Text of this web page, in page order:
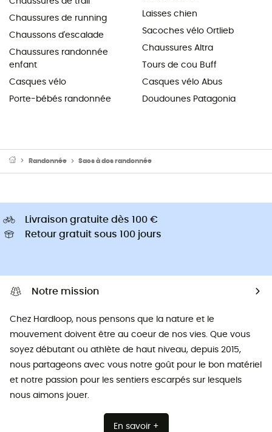
Chaussures de running
Chaussons d'escalade
Chaussures randonnée
enfant
Casques vélo
Porte-bébés randonnée
Laisses chien
Sacoches vélo Ortlieb
Chaussures Altra
Tours de cou Buff
Casques vélo Abus
Doudounes Patagonia
Randonnée Sacs à dos randonnée
Livraison gratuite dès 100 €
Retour gratuit sous 100 jours
Notre mission
Chez Hardloop, nous pensons que la nature et le
mouvement doivent être au coeur de nos vies. Que vous
soyez débutant ou athlète de haut niveau, depuis 2015,
nous partageons avec vous notre goût pour le bon matériel
et notre passion pour les sentiers escarpés sur lesquels
nous aimons jouer.
En savoir +